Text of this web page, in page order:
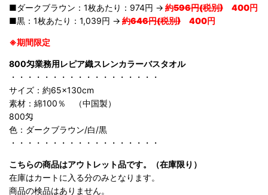
■ダークブラウン：1枚あたり：974円 → 約596円(税別) 400円
■黒：1枚あたり：1,039円 → 約646円(税別) 400円
※期間限定
800匁業務用レピア織スレンカラーバスタオル
・・・・・・・・・・・・・・・・・・
サイズ：約65×130cm
素材：綿100％ （中国製）
800匁
色：ダークブラウン/白/黒
・・・・・・・・・・・・・・・・・・
こちらの商品はアウトレット品です。（在庫限り）
在庫はカートに入る分のみとなります。
商品の検品はありません。